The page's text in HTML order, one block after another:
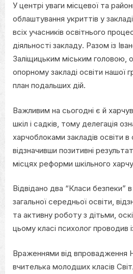
У центрі уваги місцевої та
облаштування укриттів у
всіх учасників освітнього
діяльності закладу. Разом із
Заліщицьким міським головою,
опорному закладі освіти нашої
план подальших дій.
Важливим на сьогодні є й
шкіл і садків, тому делегація
харчоблоками закладів освіти в
відзначивши позитивні
місцях реформи шкільного
Відвідано два “Класи безпеки”
загальної середньої освіти,
та активну роботу з дітьми,
цьому класі психолог проводив
Враженнями від впровадження
вчителька молодших класів